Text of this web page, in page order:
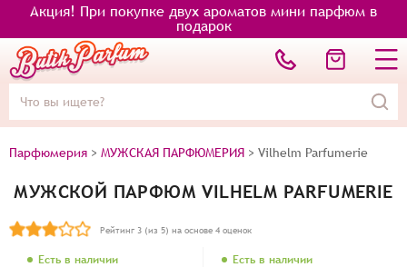
Акция! При покупке двух ароматов мини парфюм в
подарок
Парфюмерия > МУЖСКАЯ ПАРФЮМЕРИЯ > Vilhelm Parfumerie
МУЖСКОЙ ПАРФЮМ VILHELM PARFUMERIE
Рейтинг 3 (из 5) на основе 4 оценок
Есть в наличии Есть в наличии